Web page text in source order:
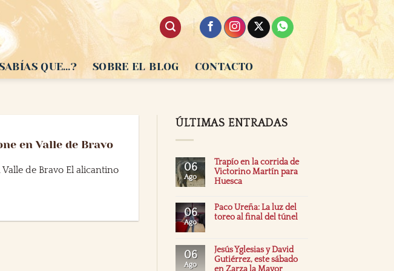
QUE…? SOBRE EL BLOG CONTACTO
en Valle de Bravo
de Bravo El alicantino
ÚLTIMAS ENTRADAS
06
Ago
Trapío en la corrida de
Victorino Martín para
Huesca
06
Ago
Paco Ureña: La luz del
toreo al final del túnel
06
Ago
Jesús Yglesias y David
Gutiérrez, este sábado